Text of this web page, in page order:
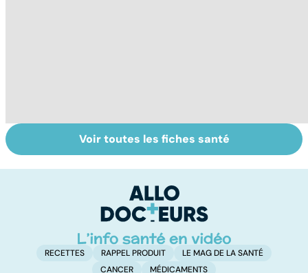
Tout savoir sur le
cerveau
Staphylocoque
doré : une
surveillance
Voir toutes les fiches santé
RECETTES RAPPEL PRODUIT
LE MAG DE LA SANTÉ
CANCER
MÉDICAMENTS